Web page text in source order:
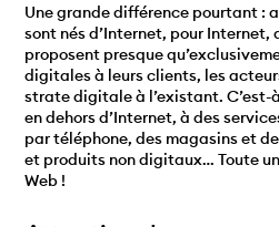
Une grande différence pourtant :
sont nés d’Internet, pour Internet,
proposent presque
digitales à leurs clients, les
strate digitale à l’existant. C’est-
en dehors d’Internet, à des
par téléphone, des magasins et
et produits non digitaux… Toute
Web !